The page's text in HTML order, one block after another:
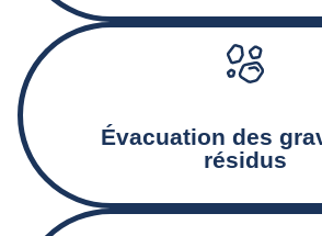
Évacuation des
résidus
issus du chantier.